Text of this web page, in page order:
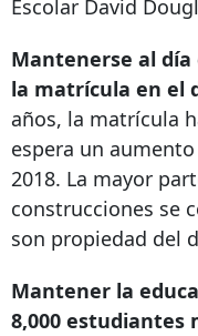
Escolar David
Mantenerse al
la matrícula en el
años, la matrícula
espera un
2018. La mayor
construcciones se
son propiedad del
Mantener la
8,000 estudiantes